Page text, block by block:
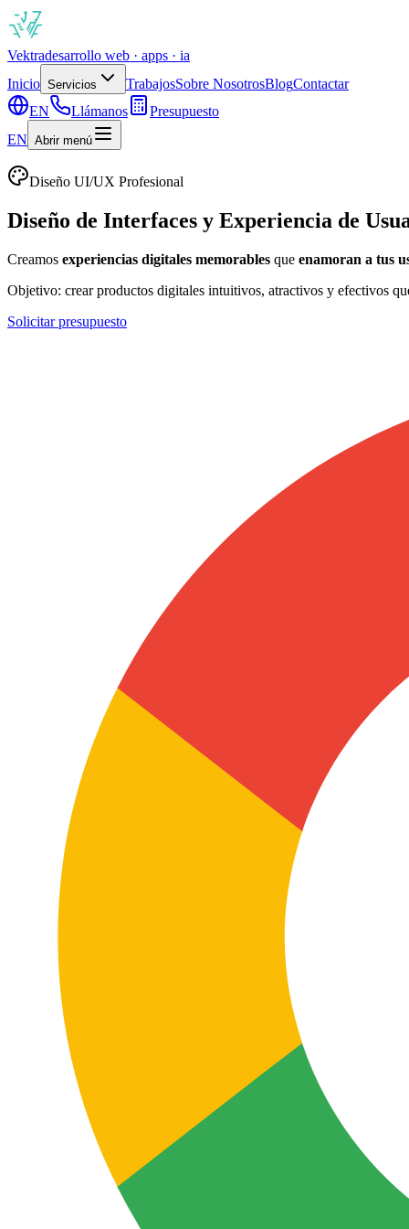
Vektradesarrollo web · apps · ia
Inicio Servicios TrabajosSobre NosotrosBlogContactar
EN
Llámanos
Presupuesto
EN Abrir menú
Diseño UI/UX Profesional
Diseño de Interfaces y Experiencia de
Creamos experiencias digitales memorables que enamoran a tus
Objetivo: crear productos digitales intuitivos, atractivos y efectivos
Solicitar presupuesto